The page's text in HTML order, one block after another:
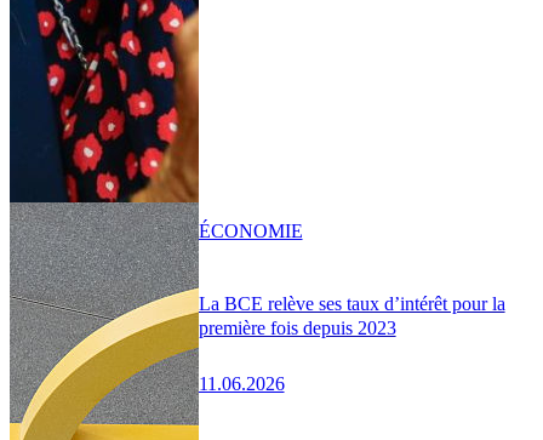
La BCE relève ses taux d’intérêt pour la
première fois depuis 2023
11.06.2026
ÉCONOMIE